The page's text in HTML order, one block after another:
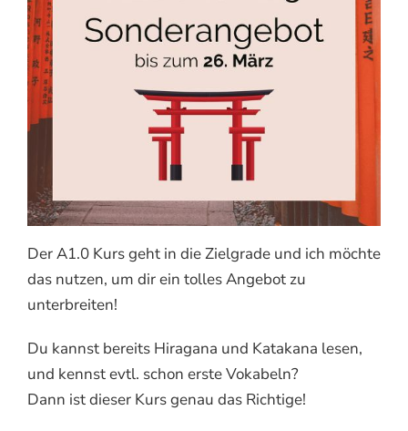
Der A1.0 Kurs geht in die Zielgrade und ich möchte
das nutzen, um dir ein tolles Angebot zu
unterbreiten!
Du kannst bereits Hiragana und Katakana lesen,
und kennst evtl. schon erste Vokabeln?
Dann ist dieser Kurs genau das Richtige!